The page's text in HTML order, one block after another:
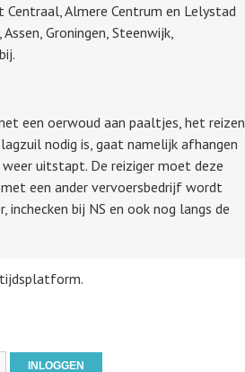
Almere Centrum en Lelystad
Groningen, Steenwijk,
een oerwoud aan paaltjes, het reizen
nodig is, gaat namelijk afhangen
uitstapt. De reiziger moet deze
een ander vervoersbedrijf wordt
bij NS en ook nog langs de